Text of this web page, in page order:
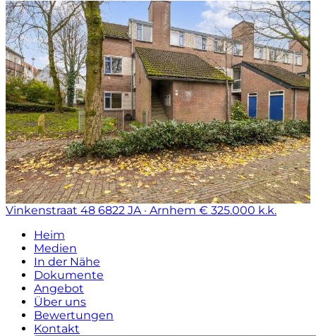
Vinkenstraat 48 6822 JA · Arnhem € 325.000 k.k.
Heim
Medien
In der Nähe
Dokumente
Angebot
Über uns
Bewertungen
Kontakt